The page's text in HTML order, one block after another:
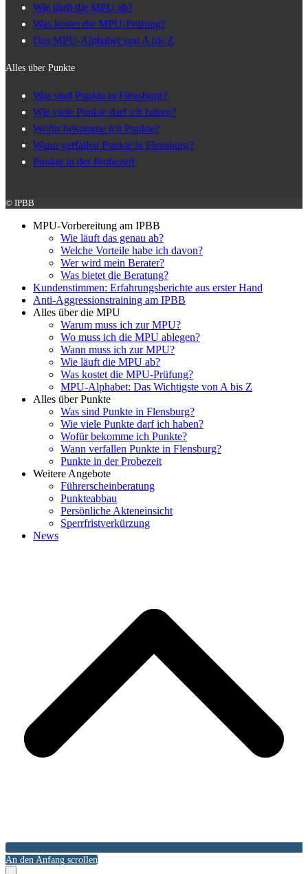
Wie läuft die MPU ab?
Was kostet die MPU-Prüfung?
Das MPU-Alphabet von A bis Z
Alles über Punkte
Was sind Punkte in Flensburg?
Wie viele Punkte darf ich haben?
Wofür bekomme ich Punkte?
Wann verfallen Punkte in Flensburg?
Punkte in der Probezeit
© IPBB
MPU-Vorbereitung am IPBB
Wie läuft das genau ab?
Welche Vorteile habe ich davon?
Wer wird mein Berater?
Was bietet die Beratung?
Kundenstimmen: Erfahrungsberichte aus erster Hand
Anti-Aggressionstraining am IPBB
Alles über die MPU
Warum muss ich zur MPU?
Wo muss ich die MPU ablegen?
Wann muss ich zur MPU?
Wie läuft die MPU ab?
Was kostet die MPU-Prüfung?
MPU-Alphabet: Das Wichtigste von A bis Z
Alles über Punkte
Was sind Punkte in Flensburg?
Wie viele Punkte darf ich haben?
Wofür bekomme ich Punkte?
Wann verfallen Punkte in Flensburg?
Punkte in der Probezeit
Weitere Angebote
Führerscheinberatung
Punkteabbau
Persönliche Akteneinsicht
Sperrfristverkürzung
News
An den Anfang scrollen